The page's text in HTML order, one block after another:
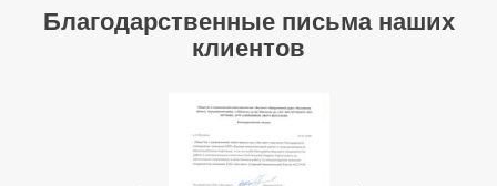
Благодарственные письма наших
клиентов